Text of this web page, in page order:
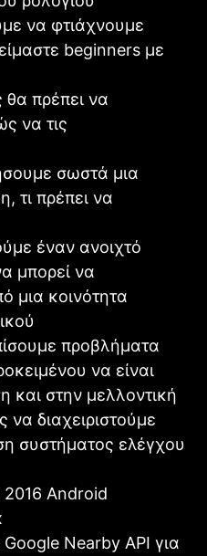
να φτιάχνουμε
beginners με
θα πρέπει να
να τις
σωστά μια
τι πρέπει να
έναν ανοιχτό
μπορεί να
μια κοινότητα
προβλήματα
να είναι
και στην μελλοντική
διαχειριστούμε
συστήματος ελέγχου
2016 Android
Google Nearby API για